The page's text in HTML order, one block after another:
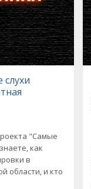
"Самые
как
в
области, и кто